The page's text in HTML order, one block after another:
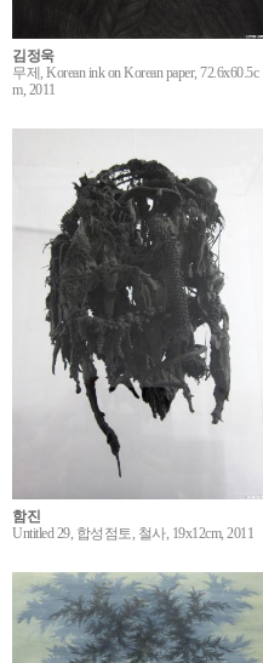
김정욱
무제, Korean ink on Korean paper, 72.6x60.5c
m, 2011
함진
Untitled 29, 합성점토, 철사, 19x12cm, 2011